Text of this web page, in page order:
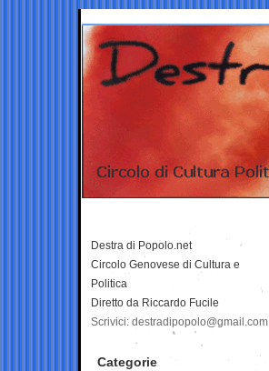
Destra di Popolo.net
Circolo Genovese di Cultura e
Politica
Diretto da Riccardo Fucile
Scrivici: destradipopolo@gmail.com
Categorie